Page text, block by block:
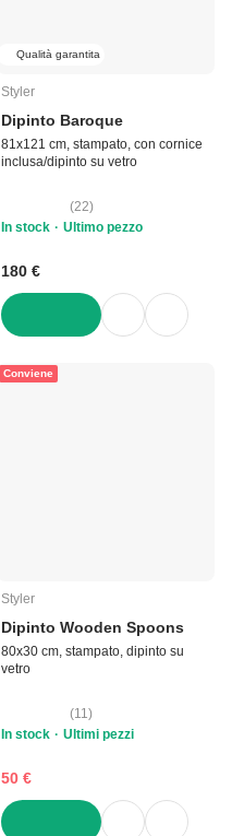
Qualità garantita
Styler
Dipinto Baroque
81x121 cm, stampato, con cornice
inclusa/dipinto su vetro
(22)
In stock
Ultimo pezzo
180 €
Conviene
Styler
Dipinto Wooden Spoons
80x30 cm, stampato, dipinto su
vetro
(11)
In stock
Ultimi pezzi
50 €